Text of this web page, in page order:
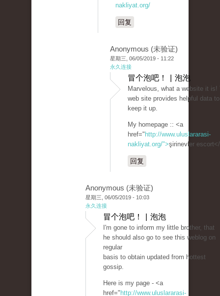
nakliyat.org/
回复
Anonymous (未验证)
星期三, 06/05/2019 - 11:22
永久连接
冒个泡吧！ | 泡泡
Marvelous, what a website it is!
web site provides helpful data
keep it up.
My homepage :: <a
href=" http://www.uluslararasi-
nakliyat.org/">şirinevler
回复
Anonymous (未验证)
星期三, 06/05/2019 - 10:03
永久连接
冒个泡吧！ | 泡泡
I'm gone to inform my little brother, that
he should also go to see this weblog on
regular
basis to obtain updated from hottest
gossip.
Here is my page - <a
href=" http://www.uluslararasi-